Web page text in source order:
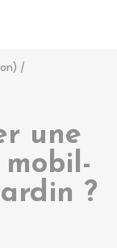
/
une
?